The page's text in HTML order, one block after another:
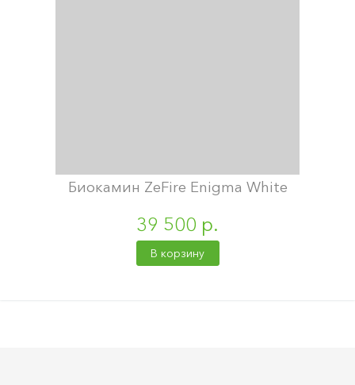
Биокамин ZeFire Enigma White
39 500 р.
В корзину